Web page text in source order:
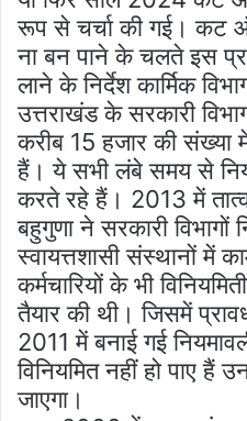
रूप से चर्चा की गई। कट
ना बन पाने के चलते इस
लाने के निर्देश कार्मिक
उत्तराखंड के सरकारी
करीब 15 हजार की संख्या में
हैं। ये सभी लंबे समय से
करते रहे हैं। 2013 में
बहुगुणा ने सरकारी विभागों
स्वायत्तशासी संस्थानों में
कर्मचारियों के भी
तैयार की थी। जिसमें
2011 में बनाई गई
विनियमित नहीं हो पाए हैं
जाएगा।